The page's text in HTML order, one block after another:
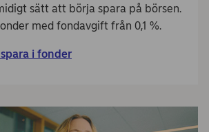
sätt att börja spara på börsen.
med fondavgift från 0,1 %.
i fonder